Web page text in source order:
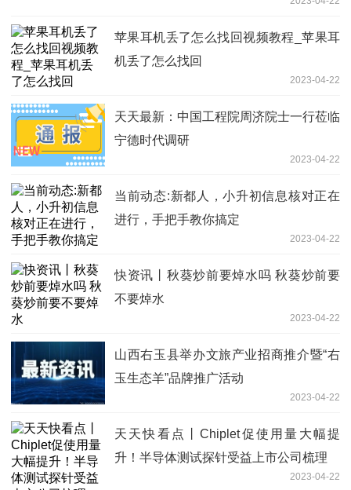
苹果耳机丢了怎么找回视频教程_苹果耳
机丢了怎么找回
2023-04-22
天天最新：中国工程院周济院士一行莅临
宁德时代调研
2023-04-22
当前动态:新都人，小升初信息核对正在
进行，手把手教你搞定
2023-04-22
快资讯丨秋葵炒前要焯水吗 秋葵炒前要
不要焯水
2023-04-22
山西右玉县举办文旅产业招商推介暨“右
玉生态羊”品牌推广活动
2023-04-22
天天快看点丨Chiplet促使用量大幅提
升！半导体测试探针受益上市公司梳理
2023-04-22